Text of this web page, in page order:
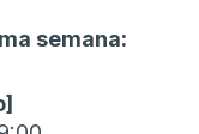
semana: